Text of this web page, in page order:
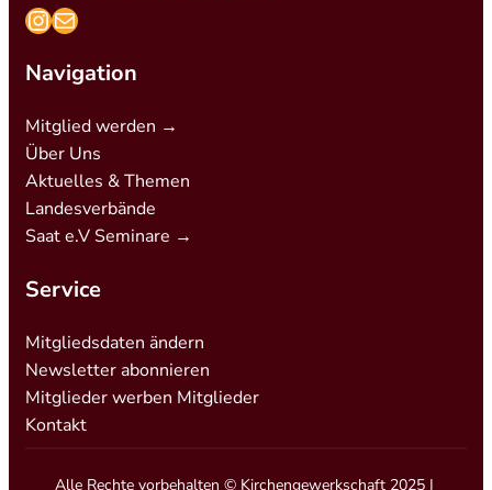
https://www.instagram.com/
mailto:info@kirchengewerkschaft.de
Navigation
Mitglied werden →
Über Uns
Aktuelles & Themen
Landesverbände
Saat e.V Seminare →
Service
Mitgliedsdaten ändern
Newsletter abonnieren
Mitglieder werben Mitglieder
Kontakt
Alle Rechte vorbehalten © Kirchengewerkschaft 2025 |